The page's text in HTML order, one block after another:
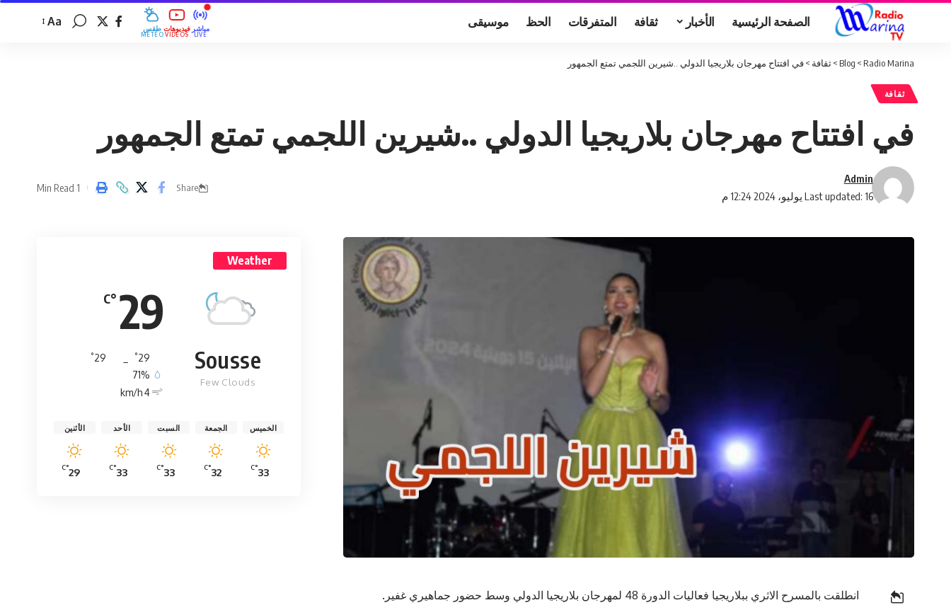
الصفحة الرئيسية الأخبار ثقافة المتفرقات الحظ موسيقى طقس
MÉTÉO
فيديوهات
VIDÉOS
مباشر
LIVE
Aa
Radio Marina
>
Blog
>ثقافة >في افتتاح مهرجان بلاريجيا الدولي ..شيرين اللجمي تمتع الجمهور
ثقافة
في افتتاح مهرجان بلاريجيا الدولي ..شيرين اللجمي تمتع الجمهور
Last updated: 16 يوليو، 2024 12:24 م
Admin
Share
1 Min Read
انطلقت بالمسرح الاثري ببلاريجيا فعاليات الدورة 48 لمهرجان بلاريجيا الدولي وسط حضور جماهيري غفير.
Weather
29
°C
Sousse
Few Clouds
29
°
29
°
71%
4 km/h
الخميس
33
°C
الجمعة
32
°C
السبت
33
°C
الأحد
33
°C
الأثنين
29
°C